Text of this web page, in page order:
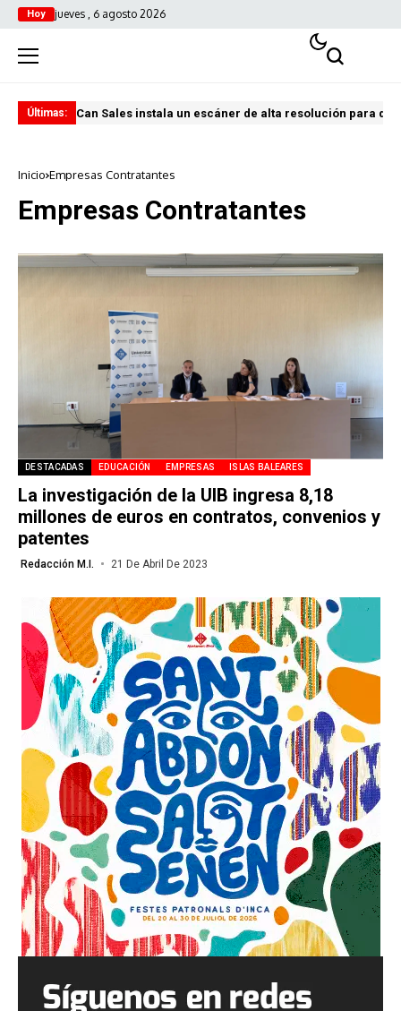
Hoy jueves , 6 agosto 2026
Últimas: Can Sales instala un escáner de alta resolución para
Inicio Empresas Contratantes
Empresas Contratantes
DESTACADAS EDUCACIÓN EMPRESAS ISLAS BALEARES
La investigación de la UIB ingresa 8,18
millones de euros en contratos, convenios y
patentes
Redacción M.I. 21 De Abril De 2023